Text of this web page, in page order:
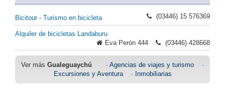
Bicitour - Turismo en bicicleta (03446) 15 576369
Alquiler de bicicletas Landaburu
Eva Perón 444
(03446) 428668
Ver más Gualeguaychú · Agencias de viajes y turismo ·
Excursiones y Aventura· Inmobiliarias